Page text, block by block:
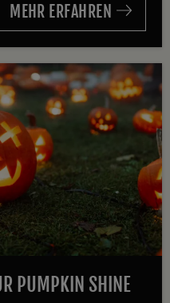
MEHR ERFAHREN
PUMPKIN SHINE